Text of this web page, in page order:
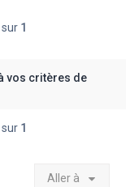
sur 1
vos critères de
sur 1
Aller à